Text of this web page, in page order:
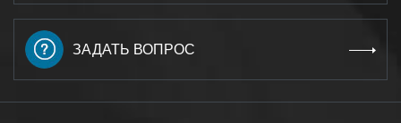
ЗАДАТЬ ВОПРОС